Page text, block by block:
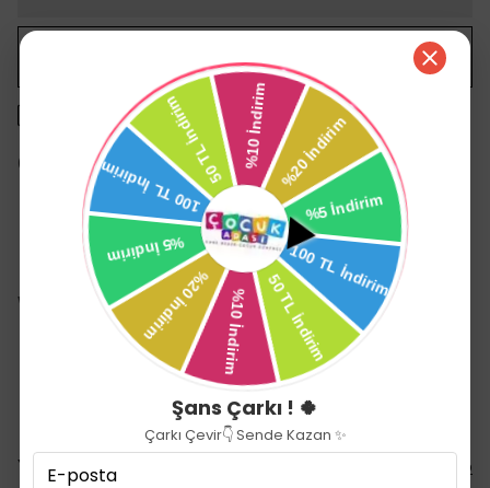
WHATSAPP
1500 TL üzeri ücretsiz kargo
14 gün içinde iade değişim
Ürün Açıklaması
Wee Baby Full Silikon Emzik 0-6 Ay K561
0-6 ay bebekler için full silikon emzik.
Simetrik uca sahip tek parça silikon.
BPA içermez.
Yorumlar Yorum Yap
Şans Çarkı ! 🍀
Çarkı Çevir👇 Sende Kazan ✨